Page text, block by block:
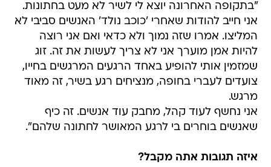
"בתקופה האחרונה יוצא לי לשיר לא מעט בחתונות.
אני חייב להודות שאחרי 'כוכב נולד' האנשים סביבי לא
המליצו. אמרו שזה נמוך ולא כדאי ואם אני רוצה
להיות אמן מוערך אני לא צריך לעשות את זה. זוג
שמזמין אותי להופיע באחד הרגעים המרגשים בחייו,
צועדים לעברי בחופה, מנציחים רגע בשיר, זה מאוד
מרגש.
אני נחשף לעוד קהל, מחבק עוד אנשים. זה כיף
שאנשים בוחרים בי לרגע המאושר לחתונה שלהם".
איזה תגובות אתה מקבל?